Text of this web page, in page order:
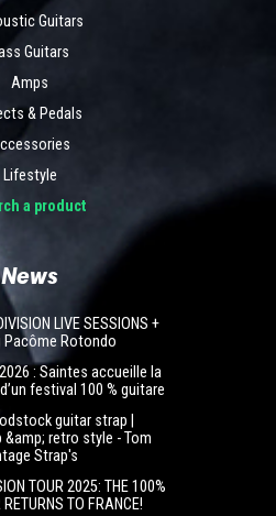
Guitars
Guitars
Amps
& Pedals
Lifestyle
a product
News
LIVE SESSIONS +
Rotondo
: Saintes accueille la
festival 100 % guitare
guitar strap |
retro style - Tom
Strap's
TOUR 2025: THE 100%
TO FRANCE!